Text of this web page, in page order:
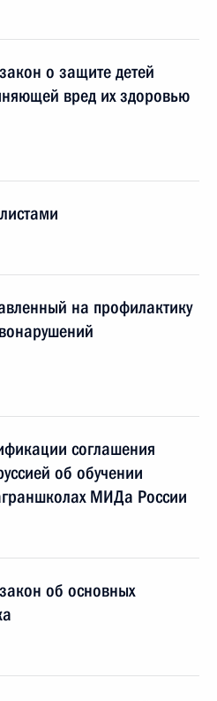
о защите детей
вред их здоровью
на профилактику
соглашения
об обучении
МИДа России
об основных